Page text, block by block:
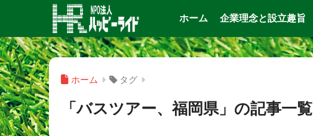
ホーム 企業理念と設立趣旨
ホーム タグ
「バスツアー、福岡県」の記事一覧